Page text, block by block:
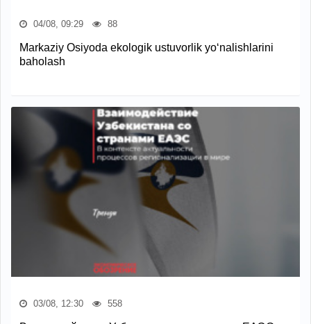
04/08, 09:29 88
Markaziy Osiyoda ekologik ustuvorlik yo‘nalishlarini
baholash
03/08, 12:30 558